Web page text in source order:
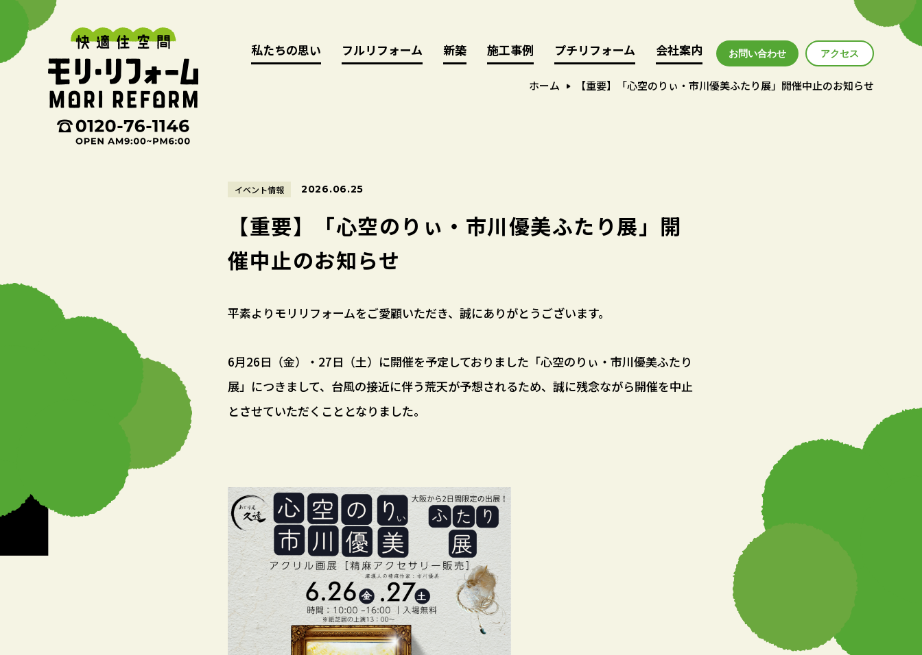
私たちの思い
私たちの思い フルリフォーム
フルリフォーム 新築
新築 施工事例
施工事例 プチリフォーム
プチリフォーム 会社案内
会社案内 お問い合わせ アクセス
アクセス
ホーム 【重要】「心空のりぃ・市川優美ふたり展」開催中止のお知らせ
イベント情報 2026.06.25
【重要】「心空のりぃ・市川優美ふたり展」開
催中止のお知らせ
平素よりモリリフォームをご愛顧いただき、誠にありがとうございます。
6月26日（金）・27日（土）に開催を予定しておりました「心空のりぃ・市川優美ふたり
展」につきまして、台風の接近に伴う荒天が予想されるため、誠に残念ながら開催を中止
とさせていただくこととなりました。